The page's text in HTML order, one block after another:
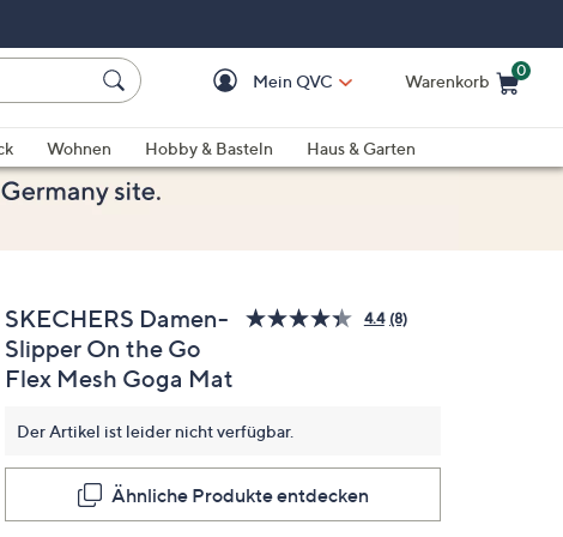
Mein QVC Warenkorb
0
Wohnen Hobby & Basteln
Haus & Garten
SKECHERS Damen-
Slipper On the Go
Flex Mesh Goga Mat
4.4 8
(8)
Der Artikel ist leider nicht verfügbar.
Ähnliche Produkte entdecken